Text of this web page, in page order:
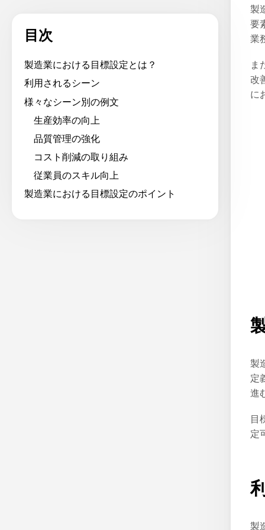
目次
製造業における目標設定とは？
利用されるシーン
様々なシーン別の例文
生産効率の向上
品質管理の強化
コスト削減の取り組み
従業員のスキル向上
製造業における目標設定のポイント
製
要
業
ま
改
に
製
定
進
目
定
製